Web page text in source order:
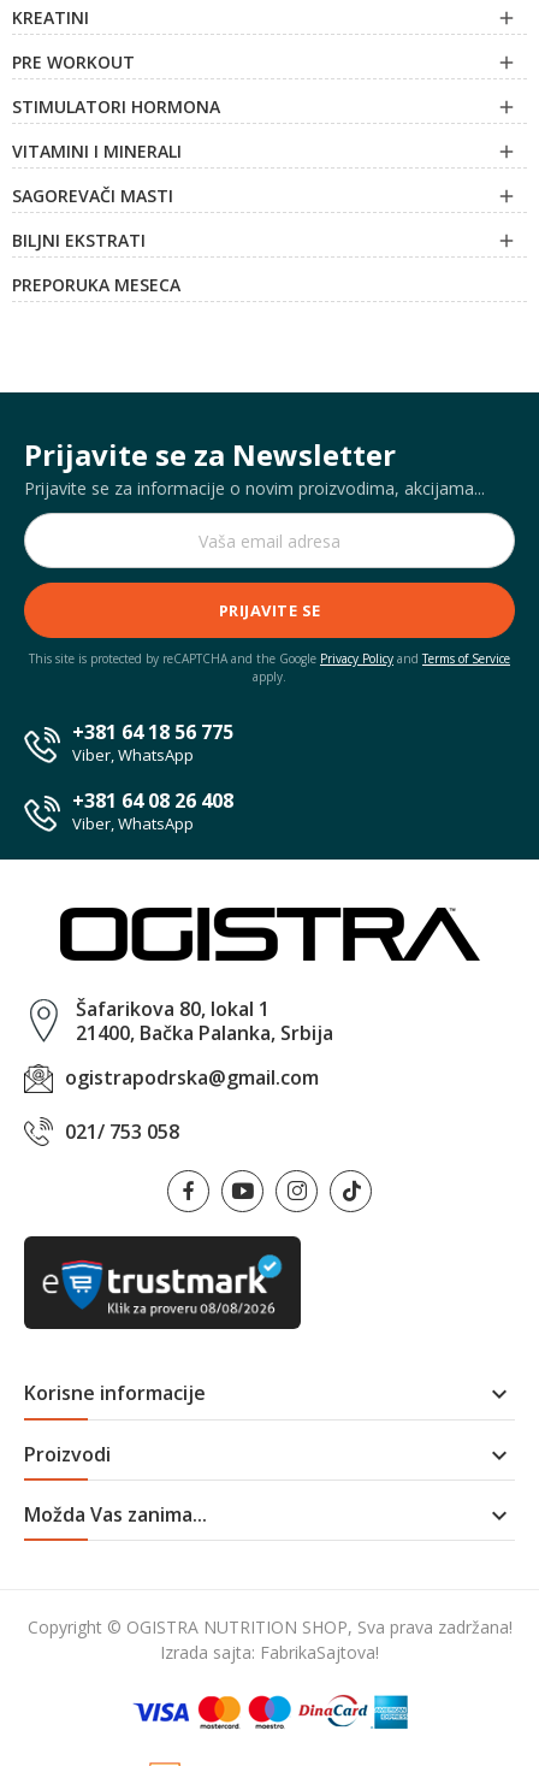
KREATINI 
PRE WORKOUT 
STIMULATORI HORMONA 
VITAMINI I MINERALI 
SAGOREVAČI MASTI 
BILJNI EKSTRATI 
PREPORUKA MESECA
Prijavite se za Newsletter
Prijavite se za informacije o novim proizvodima, akcijama...
PRIJAVITE SE
This site is protected by reCAPTCHA and the Google Privacy Policy andTerms of Service
apply.
+381 64 18 56 775
Viber, WhatsApp
+381 64 08 26 408
Viber, WhatsApp
Šafarikova 80, lokal 1
21400, Bačka Palanka, Srbija
ogistrapodrska@gmail.com
021/ 753 058
Korisne informacije 
Proizvodi 
Možda Vas zanima... 
Copyright © OGISTRA NUTRITION SHOP, Sva prava zadržana!
Izrada sajta: FabrikaSajtova!